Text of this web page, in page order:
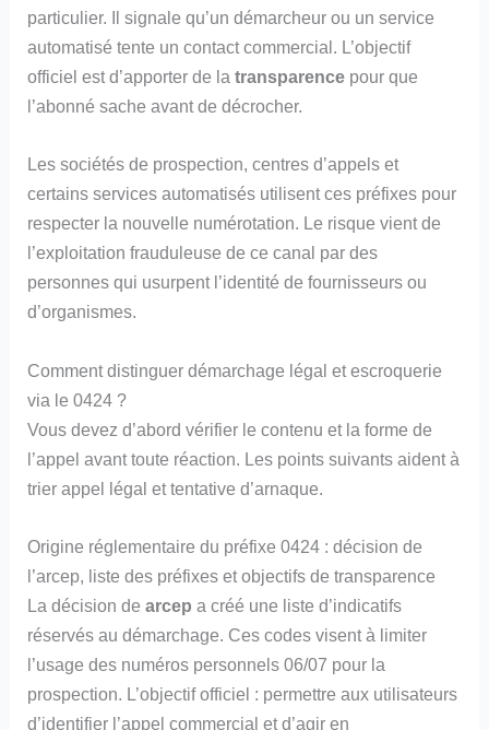
particulier. Il signale qu’un démarcheur ou un service
automatisé tente un contact commercial. L’objectif
officiel est d’apporter de latransparence pour que
l’abonné sache avant de décrocher.
Les sociétés de prospection, centres d’appels et
certains services automatisés utilisent ces préfixes pour
respecter la nouvelle numérotation. Le risque vient de
l’exploitation frauduleuse de ce canal par des
personnes qui usurpent l’identité de fournisseurs ou
d’organismes.
Comment distinguer démarchage légal et escroquerie
via le 0424 ?
Vous devez d’abord vérifier le contenu et la forme de
l’appel avant toute réaction. Les points suivants aident à
trier appel légal et tentative d’arnaque.
Origine réglementaire du préfixe 0424 : décision de
l’arcep, liste des préfixes et objectifs de transparence
La décision dearcep a créé une liste d’indicatifs
réservés au démarchage. Ces codes visent à limiter
l’usage des numéros personnels 06/07 pour la
prospection. L’objectif officiel : permettre aux utilisateurs
d’identifier l’appel commercial et d’agir en